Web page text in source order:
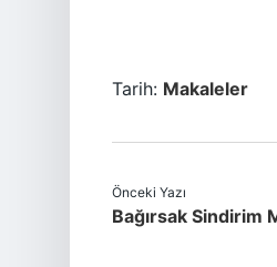
Tarih: Makaleler
Önceki Yazı
Bağırsak Sindirim